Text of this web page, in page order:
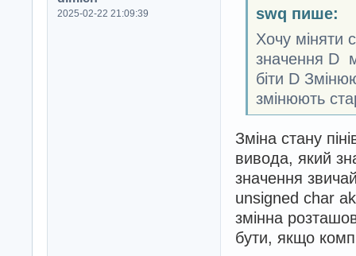
2025-02-22 21:09:39
swq пише:
Хочу міняти
значення D
біти D
змінюють
Зміна стану
вивода, який
значення
unsigned char
змінна
бути, якщо